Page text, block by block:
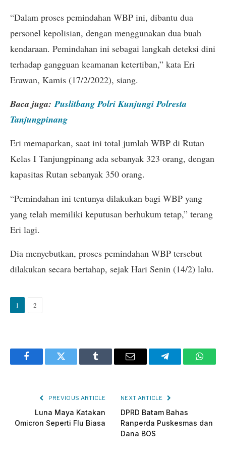
“Dalam proses pemindahan WBP ini, dibantu dua
personel kepolisian, dengan menggunakan dua buah
kendaraan. Pemindahan ini sebagai langkah deteksi dini
terhadap gangguan keamanan ketertiban,” kata Eri
Erawan, Kamis (17/2/2022), siang.
Baca juga:Puslitbang Polri Kunjungi Polresta
Tanjungpinang
Eri memaparkan, saat ini total jumlah WBP di Rutan
Kelas I Tanjungpinang ada sebanyak 323 orang, dengan
kapasitas Rutan sebanyak 350 orang.
“Pemindahan ini tentunya dilakukan bagi WBP yang
yang telah memiliki keputusan berhukum tetap,” terang
Eri lagi.
Dia menyebutkan, proses pemindahan WBP tersebut
dilakukan secara bertahap, sejak Hari Senin (14/2) lalu.
1 2
FacebookTwitter Tumblr Email Telegram
PREVIOUS ARTICLE
Luna Maya Katakan
Omicron Seperti Flu Biasa
NEXT ARTICLE
DPRD Batam Bahas
Ranperda Puskesmas dan
Dana BOS